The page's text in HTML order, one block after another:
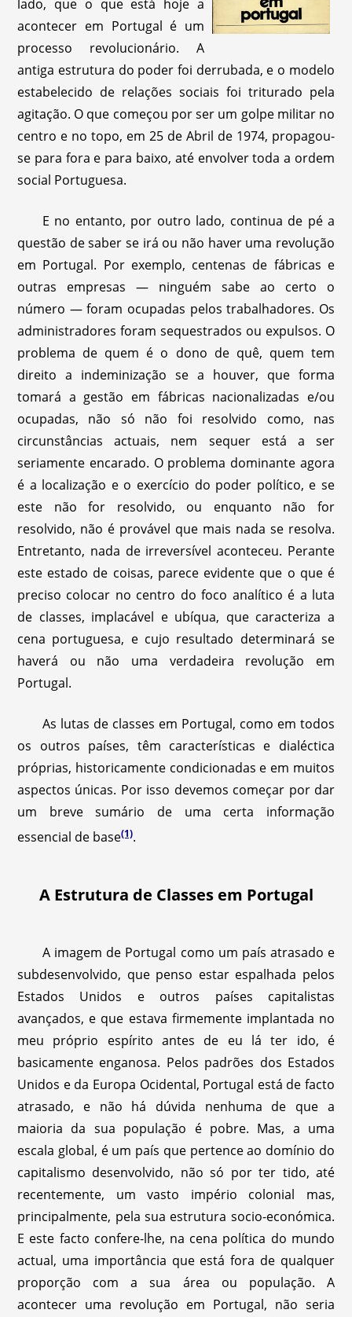
lado, que o que está hoje a
acontecer em Portugal é um
processo revolucionário. A
antiga estrutura do poder foi derrubada, e o modelo
estabelecido de relações sociais foi triturado pela
agitação. O que começou por ser um golpe militar no
centro e no topo, em 25 de Abril de 1974, propagou-
se para fora e para baixo, até envolver toda a ordem
social Portuguesa.
E no entanto, por outro lado, continua de pé a
questão de saber se irá ou não haver uma revolução
em Portugal. Por exemplo, centenas de fábricas e
outras empresas — ninguém sabe ao certo o
número — foram ocupadas pelos trabalhadores. Os
administradores foram sequestrados ou expulsos. O
problema de quem é o dono de quê, quem tem
direito a indeminização se a houver, que forma
tomará a gestão em fábricas nacionalizadas e/ou
ocupadas, não só não foi resolvido como, nas
circunstâncias actuais, nem sequer está a ser
seriamente encarado. O problema dominante agora
é a localização e o exercício do poder político, e se
este não for resolvido, ou enquanto não for
resolvido, não é provável que mais nada se resolva.
Entretanto, nada de irreversível aconteceu. Perante
este estado de coisas, parece evidente que o que é
preciso colocar no centro do foco analítico é a luta
de classes, implacável e ubíqua, que caracteriza a
cena portuguesa, e cujo resultado determinará se
haverá ou não uma verdadeira revolução em
Portugal.
As lutas de classes em Portugal, como em todos
os outros países, têm características e dialéctica
próprias, historicamente condicionadas e em muitos
aspectos únicas. Por isso devemos começar por dar
um breve sumário de uma certa informação
essencial de base(1).
A Estrutura de Classes em Portugal
A imagem de Portugal como um país atrasado e
subdesenvolvido, que penso estar espalhada pelos
Estados Unidos e outros países capitalistas
avançados, e que estava firmemente implantada no
meu próprio espírito antes de eu lá ter ido, é
basicamente enganosa. Pelos padrões dos Estados
Unidos e da Europa Ocidental, Portugal está de facto
atrasado, e não há dúvida nenhuma de que a
maioria da sua população é pobre. Mas, a uma
escala global, é um país que pertence ao domínio do
capitalismo desenvolvido, não só por ter tido, até
recentemente, um vasto império colonial mas,
principalmente, pela sua estrutura socio-económica.
E este facto confere-lhe, na cena política do mundo
actual, uma importância que está fora de qualquer
proporção com a sua área ou população. A
acontecer uma revolução em Portugal, não seria